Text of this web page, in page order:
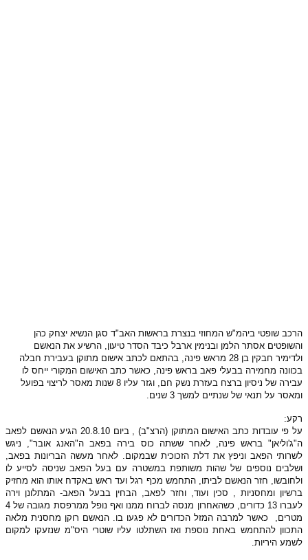
הרכב שופטי ביהמ"ש המחוזי בנצרת בראשות האב"ד סגן הנשיא יצחק כהן
והשופטים אסתר הלמן ובנימין ארבל כיבד הסדר טיעון, הרשיע את הנאשם
ולדימיר חבקין בן 28 מראש פינה, בהתאם לכתב אישום מתוקן בעבירת חבלה
בכוונה מחמירה בבעלי פאב בראש פינה, כאשר כתב האישום המקורי ייחס לו
עבירה של ניסיון ברצח בעזרת נשק חם, וגזר עליו 8 שנות מאסר לריצוי בפועל
ומאסר על תנאי של שנתיים למשך 3 שנים.
רקע:
על פי עובדות כתב האישום המתוקן (הרצ"ב) , ביום 20.8.10 הגיע הנאשם לפאב
ה"ג'וליאן" בראש פינה, לאחר ששתה כוס בירה בפאב ה"האנג אובר", ניגש
לשרותי הפאב וניפץ את דלת הזכוכית שבמקום. לאחר מעשה הבריונות בפאב,
ושלבים נוספים של שהות משותפת במשטרה עם בעל הפאב שניסה לסייע לו
ולחובשו, חזר הנאשם לביתו, התחמש מכף רגל ועד ראש באקדח אותו הוא מחזיק
ברשיון ומחסניות , סכין ועוד, וחזר לפאב, הבחין בבעל הפאב- המתלונן וירה
לעברו 13 כדורים, כשהאחרון מנסה לברוח ממנו ואף נופל ממרפסת מגובה של 4
מטרים, כאשר למרבה המזל הכדורים לא פגעו בו. הנאשם רוקן מחסנית מלאה
התכוון להתחמש באחת נוספת ואז השתלטו עליו שוטרי היס"מ שנזעקו למקום
לשמע היריות.